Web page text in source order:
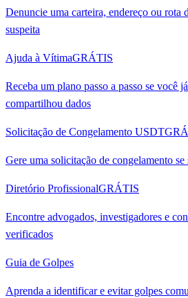
Denuncie uma carteira, endereço ou rota
suspeita
Ajuda à VítimaGRÁTIS
Receba um plano passo a passo se você
compartilhou dados
Solicitação de Congelamento USDT
Gere uma solicitação de congelamento
Diretório ProfissionalGRÁTIS
Encontre advogados, investigadores e
verificados
Guia de Golpes
Aprenda a identificar e evitar golpes